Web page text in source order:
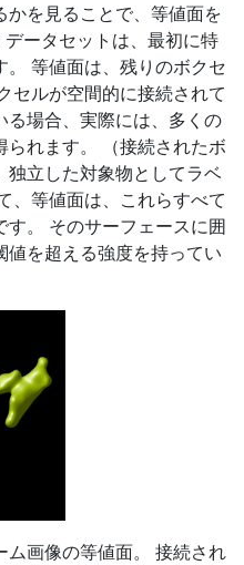
を見ることで、等値面を
ータセットは、最初に特
等値面は、残りのボクセ
セルが空間的に接続されて
る場合、実際には、多くの
れます。 （接続されたボ
独立した対象物としてラベ
、等値面は、これらすべて
。 そのサーフェースに囲
値を超える強度を持ってい
画像の等値面。 接続され